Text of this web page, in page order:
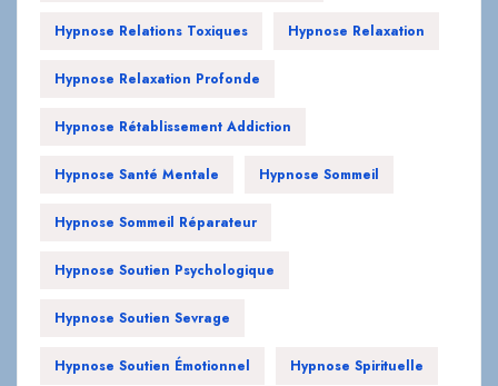
Hypnose Relations Toxiques Hypnose Relaxation
Hypnose Relaxation Profonde
Hypnose Rétablissement Addiction
Hypnose Santé Mentale Hypnose Sommeil
Hypnose Sommeil Réparateur
Hypnose Soutien Psychologique
Hypnose Soutien Sevrage
Hypnose Soutien Émotionnel Hypnose Spirituelle